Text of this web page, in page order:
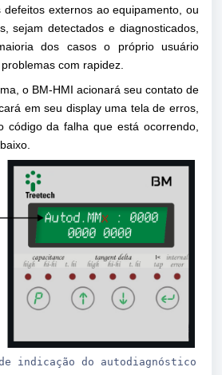
defeitos externos ao equipamento, ou
sejam detectados e diagnosticados,
dos casos o próprio usuário
com rapidez.
o BM-HMI acionará seu contato de
em seu display uma tela de erros,
código da falha que está ocorrendo,
indicação do autodiagnóstico